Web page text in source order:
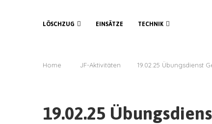
LÖSCHZUG EINSÄTZE TECHNIK
Home JF-Aktivitäten 19.02.25 Übungsdienst
19.02.25